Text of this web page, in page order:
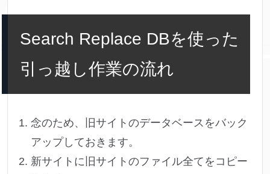
Search Replace DBを使った
引っ越し作業の流れ
念のため、旧サイトのデータベースをバック
アップしておきます。
新サイトに旧サイトのファイル全てをコピー